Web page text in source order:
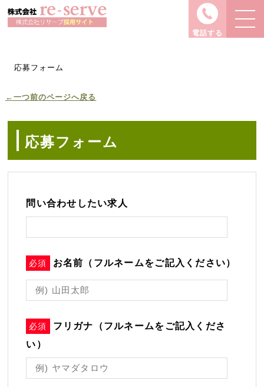
電話する
応募フォーム
←一つ前のページへ戻る
応募フォーム
問い合わせしたい求人
必須 お名前（フルネームをご記入ください）
必須
フリガナ（フルネームをご記入くださ
い）